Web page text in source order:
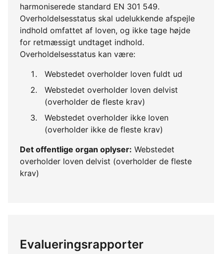
harmoniserede standard EN 301 549.
Overholdelsesstatus skal udelukkende afspejle
indhold omfattet af loven, og ikke tage højde
for retmæssigt undtaget indhold.
Overholdelsesstatus kan være:
Webstedet overholder loven fuldt ud
Webstedet overholder loven delvist
(overholder de fleste krav)
Webstedet overholder ikke loven
(overholder ikke de fleste krav)
Det offentlige organ oplyser: Webstedet
overholder loven delvist (overholder de fleste
krav)
Evalueringsrapporter